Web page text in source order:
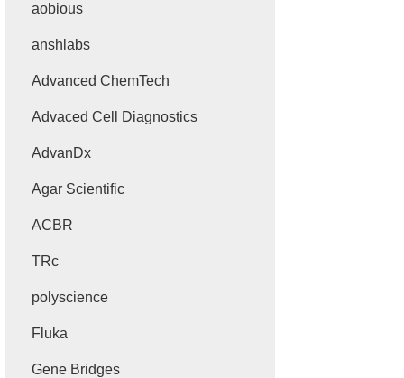
aobious
anshlabs
Advanced ChemTech
Advaced Cell Diagnostics
AdvanDx
Agar Scientific
ACBR
TRc
polyscience
Fluka
Gene Bridges